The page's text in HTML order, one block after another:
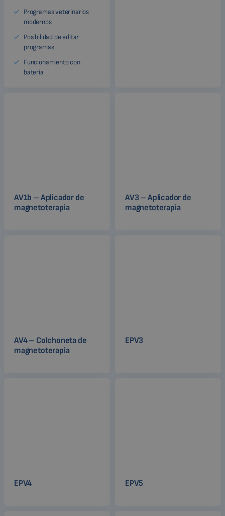
Programas veterinarios
modernos
Posibilidad de editar
programas
Funcionamiento con
batería
AV1b – Aplicador de
magnetoterapia
AV3 – Aplicador de
magnetoterapia
AV4 – Colchoneta de
magnetoterapia
EPV3
EPV4 EPV5